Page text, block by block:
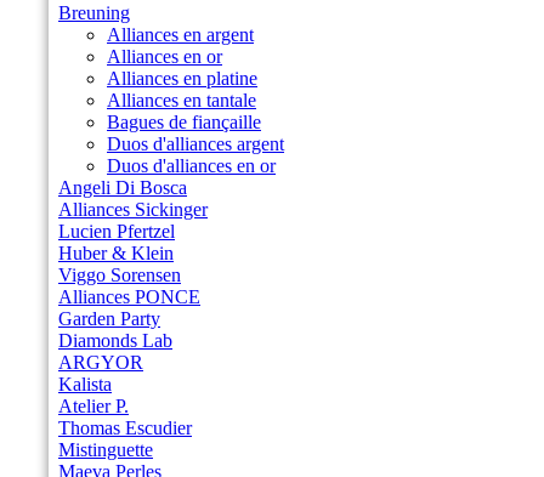
Breuning
Alliances en argent
Alliances en or
Alliances en platine
Alliances en tantale
Bagues de fiançaille
Duos d'alliances argent
Duos d'alliances en or
Angeli Di Bosca
Alliances Sickinger
Lucien Pfertzel
Huber & Klein
Viggo Sorensen
Alliances PONCE
Garden Party
Diamonds Lab
ARGYOR
Kalista
Atelier P.
Thomas Escudier
Mistinguette
Maeva Perles